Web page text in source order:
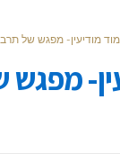
מודיעין- מפגש של